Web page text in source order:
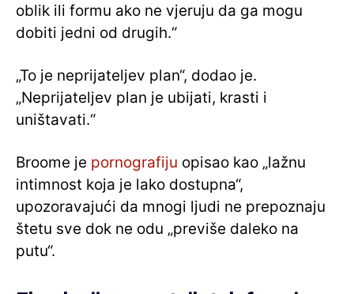
oblik ili formu ako ne vjeruju da ga mogu
dobiti jedni od drugih.“
„To je neprijateljev plan“, dodao je.
„Neprijateljev plan je ubijati, krasti i
uništavati.“
Broome je pornografiju opisao kao „lažnu
intimnost koja je lako dostupna“,
upozoravajući da mnogi ljudi ne prepoznaju
štetu sve dok ne odu „previše daleko na
putu“.